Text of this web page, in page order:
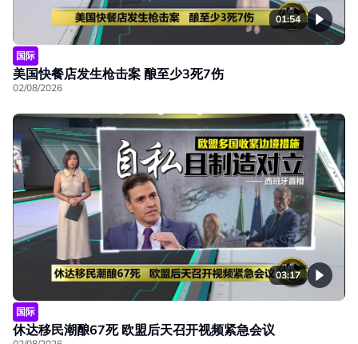
01:54
国际
美国快餐店发生枪击案 酿至少3死7伤
02/08/2026
03:17
国际
休达移民潮酿67死 欧盟后天召开视频紧急会议